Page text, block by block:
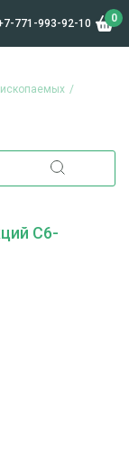
771-993-92-10 0
ископаемых
С6-